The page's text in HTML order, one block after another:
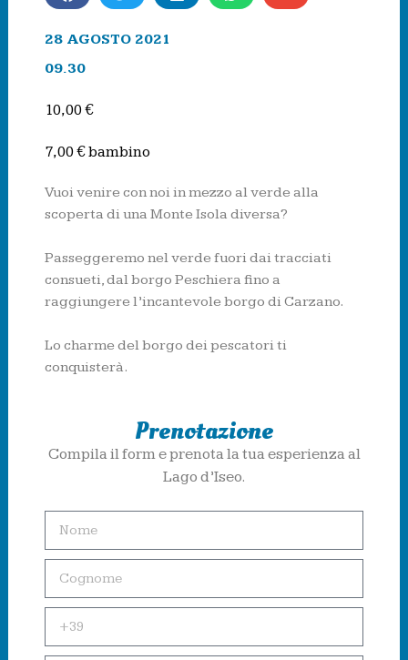
28 AGOSTO 2021
09.30
10,00 €
7,00 € bambino
Vuoi venire con noi in mezzo al verde alla
scoperta di una Monte Isola diversa?
Passeggeremo nel verde fuori dai tracciati
consueti, dal borgo Peschiera fino a
raggiungere l’incantevole borgo di Carzano.
Lo charme del borgo dei pescatori ti
conquisterà.
Prenotazione
Compila il form e prenota la tua esperienza al
Lago d’Iseo.